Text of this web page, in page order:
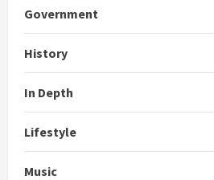
Government
History
In Depth
Lifestyle
Music